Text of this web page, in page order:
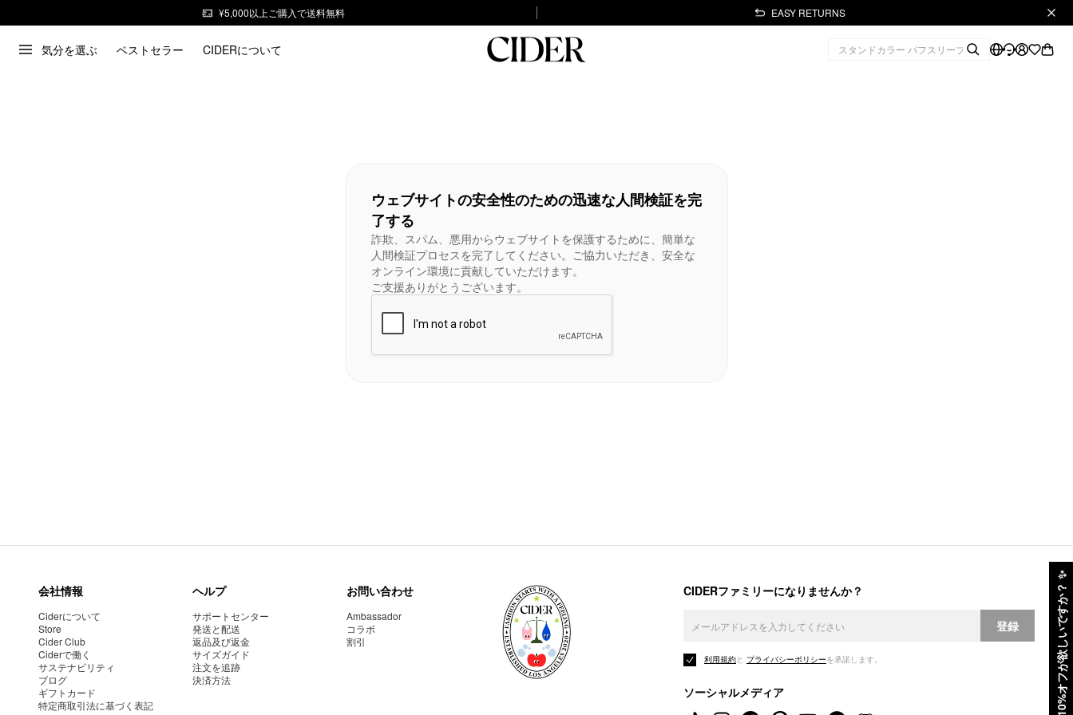
¥5,000以上ご購入で送料無料 EASY RETURNS
気分を選ぶ ベストセラー CIDERについて
10%オフが欲しいですか？
✨
ウェブサイトの安全性のための迅速な人間検証を完
了する
詐欺、スパム、悪用からウェブサイトを保護するために、簡単な
人間検証プロセスを完了してください。ご協力いただき、安全な
オンライン環境に貢献していただけます。
ご支援ありがとうございます。
会社情報
Ciderについて
Store
Cider Club
Ciderで働く
サステナビリティ
ブログ
ギフトカード
特定商取引法に基づく表記
ヘルプ
サポートセンター
発送と配送
返品及び返金
サイズガイド
注文を追跡
決済方法
お問い合わせ
Ambassador
コラボ
割引
CIDERファミリーになりませんか？
登録
利用規約と プライバシーポリシーを承諾します。
ソーシャルメディア